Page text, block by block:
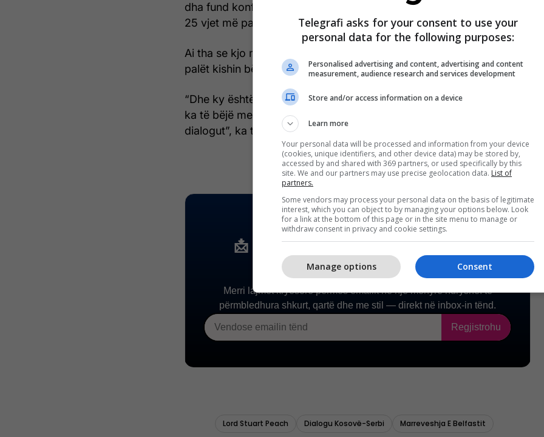
dha fund konfliktit ndërmjet palëve kundërshtare në Irlandën e Veriut
25 vjet më parë", transmeton Telegrafi.
Ai tha se kjo marrëveshje është një mësim i mirë për pajtim, pasi
palët kishin bërë lëshime dhe negociata.
“Dhe ky është një mësim i mirë për pajtim. Bëhet fjalë për lëshime,
ka të bëjë me negociata, por mbi të gjitha ka të bëjë me vazhdimin e
dialogut”, ka thënë Peach. /
Telegrafi asks for your consent to use your
personal data for the following purposes:
Personalised advertising and content, advertising and content
measurement, audience research and services development
Store and/or access information on a device
Learn more
Your personal data will be processed and information from your device
(cookies, unique identifiers, and other device data) may be stored by,
accessed by and shared with 369 partners, or used specifically by this
site. We and our partners may use precise geolocation data. List of
partners.
Some vendors may process your personal data on the basis of legitimate
interest, which you can object to by managing your options below. Look
for a link at the bottom of this page or in the site menu to manage or
withdraw consent in privacy and cookie settings.
Consent
Manage options